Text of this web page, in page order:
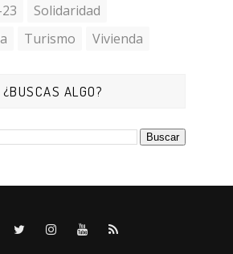
Solidaridad
Turismo Vivienda
¿BUSCAS ALGO?